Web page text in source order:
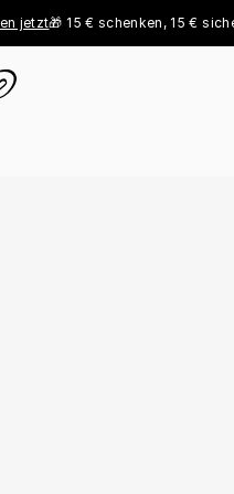
🎁 15 € schenken, 15 € sichern -